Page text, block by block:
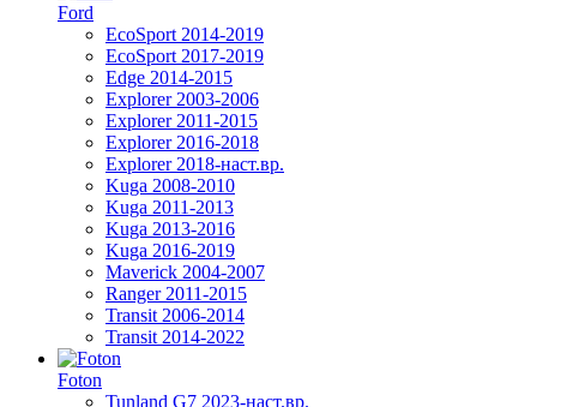
Ford
EcoSport 2014-2019
EcoSport 2017-2019
Edge 2014-2015
Explorer 2003-2006
Explorer 2011-2015
Explorer 2016-2018
Explorer 2018-наст.вр.
Kuga 2008-2010
Kuga 2011-2013
Kuga 2013-2016
Kuga 2016-2019
Maverick 2004-2007
Ranger 2011-2015
Transit 2006-2014
Transit 2014-2022
Foton
Tunland G7 2023-наст.вр.